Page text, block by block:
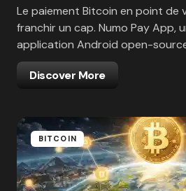
Le paiement Bitcoin en point de
franchir un cap. Numo Pay App,
application Android open-
Discover More
BITCOIN